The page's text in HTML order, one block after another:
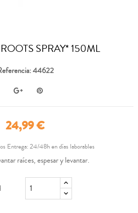
SPRAY* 150ML
44622
24,99 €
Entrega: 24/48h en días laborables
raíces, espesar y levantar.